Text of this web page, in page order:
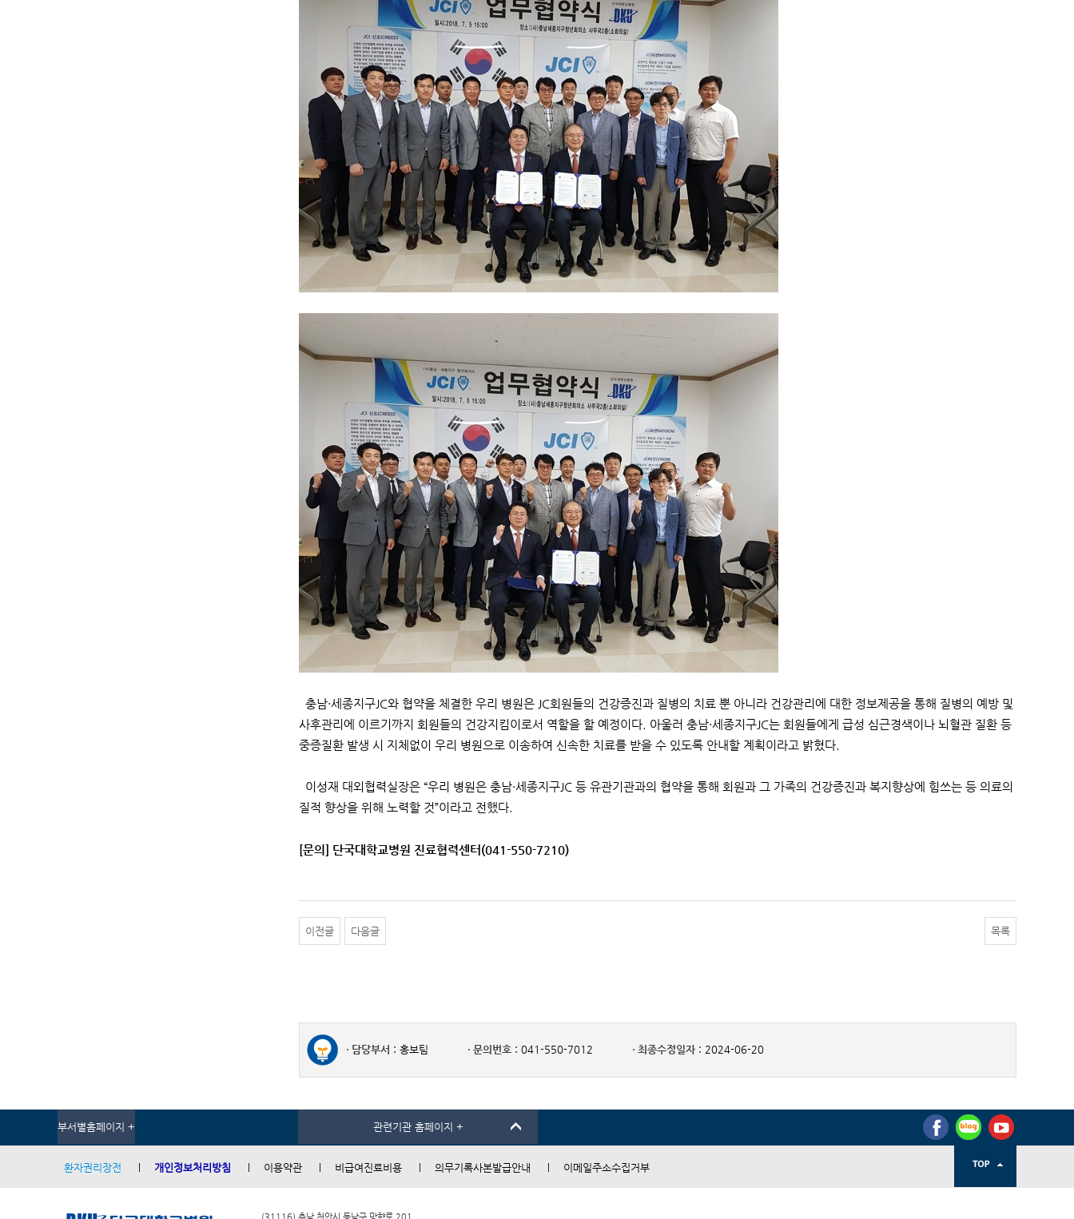
충남·세종지구JC와 협약을 체결한 우리 병원은 JC회원들의 건강증진과 질병의 치료 뿐 아니라 건강관리에 대한 정보제공을 통해 질병의 예방 및
사후관리에 이르기까지 회원들의 건강지킴이로서 역할을 할 예정이다. 아울러 충남·세종지구JC는 회원들에게 급성 심근경색이나 뇌혈관 질환 등
중증질환 발생 시 지체없이 우리 병원으로 이송하여 신속한 치료를 받을 수 있도록 안내할 계획이라고 밝혔다.
이성재 대외협력실장은 “우리 병원은 충남·세종지구JC 등 유관기관과의 협약을 통해 회원과 그 가족의 건강증진과 복지향상에 힘쓰는 등 의료의
질적 향상을 위해 노력할 것”이라고 전했다.
[문의] 단국대학교병원 진료협력센터(041-550-7210)
이전글 다음글 목록
담당부서 : 홍보팀 문의번호 : 041-550-7012 최종수정일자 : 2024-06-20
부서별홈페이지 + 관련기관 홈페이지 +
환자권리장전 개인정보처리방침 이용약관 비급여진료비용 의무기록사본발급안내 이메일주소수집거부